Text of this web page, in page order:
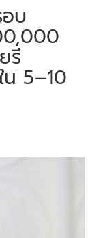
บ
รี
5–10